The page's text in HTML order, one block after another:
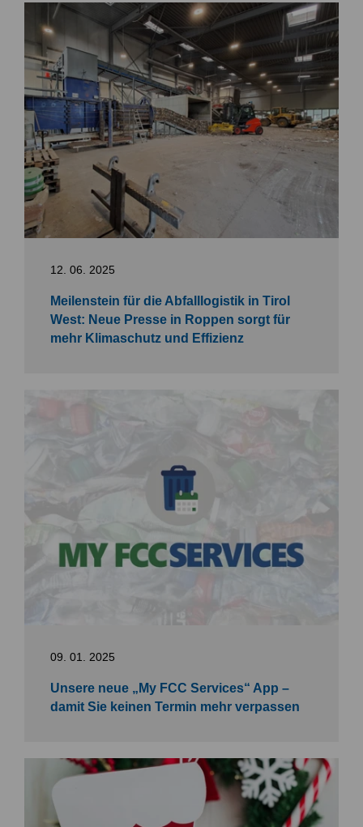
12. 06. 2025
Meilenstein für die Abfalllogistik in Tirol
West: Neue Presse in Roppen sorgt für
mehr Klimaschutz und Effizienz
09. 01. 2025
Unsere neue „My FCC Services“ App –
damit Sie keinen Termin mehr verpassen